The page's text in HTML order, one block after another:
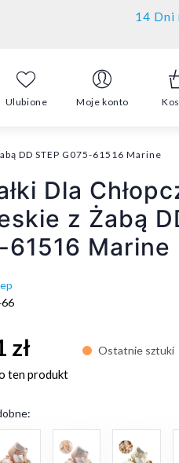
14 Dni
Ulubione Moje konto
DD STEP G075-61516 Marine
Dla
z Żabą
61516 Marine
zł Ostatnie sztuki
ten produkt